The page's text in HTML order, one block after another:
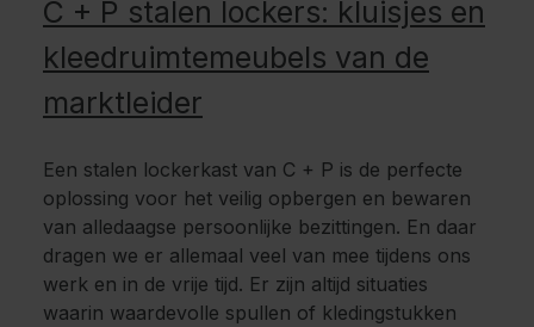
C + P stalen lockers: kluisjes en
kleedruimtemeubels van de
marktleider
Een stalen lockerkast van C + P is de perfecte
oplossing voor het veilig opbergen en bewaren
van alledaagse persoonlijke bezittingen. En daar
dragen we er allemaal veel van mee tijdens ons
werk en in de vrije tijd. Er zijn altijd situaties
waarin waardevolle spullen of kledingstukken